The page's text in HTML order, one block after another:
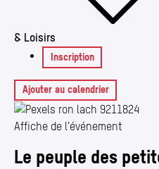
& Loisirs
Inscription
Ajouter au calendrier
Affiche de l’événement
Le peuple des